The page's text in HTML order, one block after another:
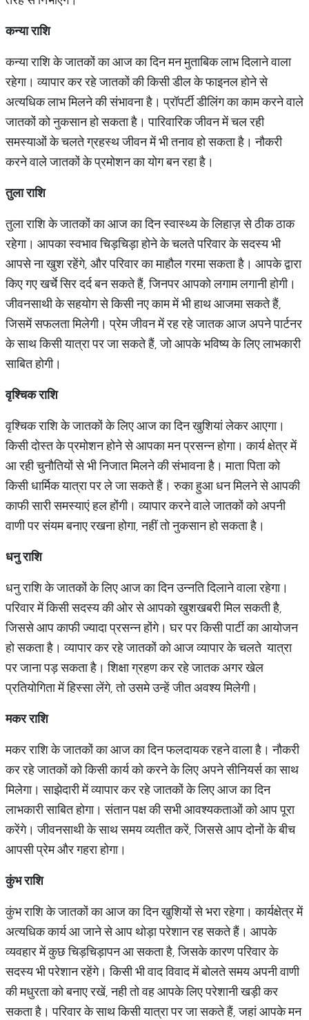
कन्या राशि
कन्या राशि के जातकों का आज का दिन मन मुताबिक लाभ दिलाने वाला
रहेगा। व्यापार कर रहे जातकों की किसी डील के फाइनल होने से
अत्यधिक लाभ मिलने की संभावना है। प्रॉपर्टी डीलिंग का काम करने वाले
जातकों को नुकसान हो सकता है। पारिवारिक जीवन में चल रही
समस्याओं के चलते ग्रहस्थ जीवन में भी तनाव हो सकता है। नौकरी
करने वाले जातकों के प्रमोशन का योग बन रहा है।
तुला राशि
तुला राशि के जातकों का आज का दिन स्वास्थ्य के लिहाज़ से ठीक ठाक
रहेगा। आपका स्वभाव चिड़चिड़ा होने के चलते परिवार के सदस्य भी
आपसे ना खुश रहेंगे, और परिवार का माहौल गरमा सकता है। आपके द्वारा
किए गए खर्चे सिर दर्द बन सकते हैं, जिनपर आपको लगाम लगानी होगी।
जीवनसाथी के सहयोग से किसी नए काम में भी हाथ आजमा सकते हैं,
जिसमें सफलता मिलेगी। प्रेम जीवन में रह रहे जातक आज अपने पार्टनर
के साथ किसी यात्रा पर जा सकते हैं, जो आपके भविष्य के लिए लाभकारी
साबित होगी।
वृश्चिक राशि
वृश्चिक राशि के जातकों के लिए आज का दिन खुशियां लेकर आएगा।
किसी दोस्त के प्रमोशन होने से आपका मन प्रसन्न होगा। कार्य क्षेत्र में
आ रही चुनौतियों से भी निजात मिलने की संभावना है। माता पिता को
किसी धार्मिक यात्रा पर ले जा सकते हैं। रुका हुआ धन मिलने से आपकी
काफी सारी समस्याएं हल होंगी। व्यापार करने वाले जातकों को अपनी
वाणी पर संयम बनाए रखना होगा, नहीं तो नुकसान हो सकता है।
धनु राशि
धनु राशि के जातकों के लिए आज का दिन उन्नति दिलाने वाला रहेगा।
परिवार में किसी सदस्य की ओर से आपको खुशखबरी मिल सकती है,
जिससे आप काफी ज्यादा प्रसन्न होंगे। घर पर किसी पार्टी का आयोजन
हो सकता है। व्यापार कर रहे जातकों को आज व्यापार के चलते यात्रा
पर जाना पड़ सकता है। शिक्षा ग्रहण कर रहे जातक अगर खेल
प्रतियोगिता में हिस्सा लेंगे, तो उसमे उन्हें जीत अवश्य मिलेगी।
मकर राशि
मकर राशि के जातकों का आज का दिन फलदायक रहने वाला है। नौकरी
कर रहे जातकों को किसी कार्य को करने के लिए अपने सीनियर्स का साथ
मिलेगा। साझेदारी में व्यापार कर रहे जातकों के लिए आज का दिन
लाभकारी साबित होगा। संतान पक्ष की सभी आवश्यकताओं को आप पूरा
करेंगे। जीवनसाथी के साथ समय व्यतीत करें, जिससे आप दोनों के बीच
आपसी प्रेम और गहरा होगा।
कुंभ राशि
कुंभ राशि के जातकों का आज का दिन खुशियों से भरा रहेगा। कार्यक्षेत्र में
अत्यधिक कार्य आ जाने से आप थोड़ा परेशान रह सकते हैं। आपके
व्यवहार में कुछ चिड़चिड़ापन आ सकता है, जिसके कारण परिवार के
सदस्य भी परेशान रहेंगे। किसी भी वाद विवाद में बोलते समय अपनी वाणी
की मधुरता को बनाए रखें, नही तो वह आपके लिए परेशानी खड़ी कर
सकता है। परिवार के साथ किसी यात्रा पर जा सकते हैं, जहां आपके मन